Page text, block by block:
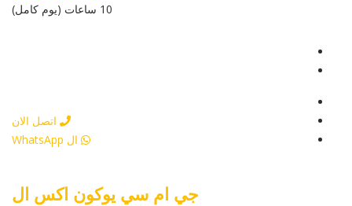
10 ساعات (يوم كامل)
اتصل الان
ال WhatsApp
جي ام سي يوكون اكس ال